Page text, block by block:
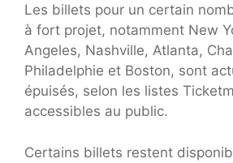
Les billets pour un certain
à fort projet, notamment New
Angeles, Nashville, Atlanta,
Philadelphie et Boston, sont
épuisés, selon les listes
accessibles au public.
Certains billets restent